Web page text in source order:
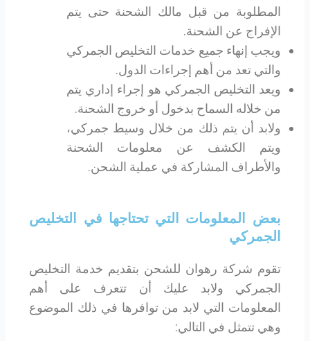
المطلوبة من قبل مالك الشحنة حتى يتم
الإفراج عن الشحنة.
ويجب إنهاء جميع خدمات التخليص الجمركي
والتي تعد من أهم إجراءات الدول.
ويعد التخليص الجمركي هو إجراء إداري يتم
من خلاله السماح بدخول أو خروج الشحنة.
ولابد أن يتم ذلك من خلال وسيط جمركي،
ويتم الكشف عن معلومات الشحنة
والأطراف المشاركة في عملية الشحن.
بعض المعلومات التي تحتاجها في التخليص
الجمركي
تقوم شركة رهوان للشحن بتقديم خدمة التخليص
الجمركي ولابد عليك أن تتعرف على أهم
المعلومات التي لابد من توافرها في ذلك الموضوع
وهي تتمثل في التالي: